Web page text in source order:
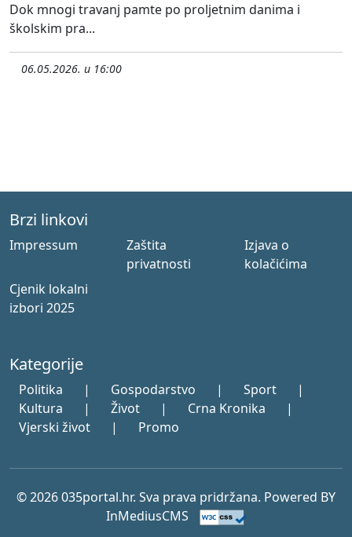
Dok mnogi travanj pamte po proljetnim danima i
školskim pra...
06.05.2026. u 16:00
Brzi linkovi
Impressum
Zaštita
privatnosti
Izjava o
kolačićima
Cjenik lokalni
izbori 2025
Kategorije
Politika | Gospodarstvo | Sport
|
Kultura
| Život | Crna Kronika
|
Vjerski život
| Promo
© 2026 035portal.hr. Sva prava pridržana. Powered BY
InMediusCMS